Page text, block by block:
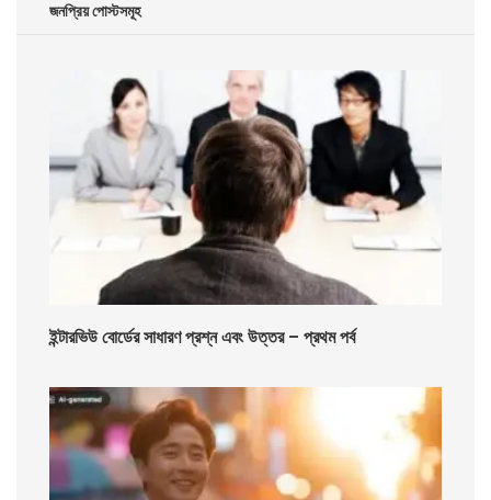
জনপ্রিয় পোস্টসমূহ
ইন্টারভিউ বোর্ডের সাধারণ প্রশ্ন এবং উত্তর – প্রথম পর্ব